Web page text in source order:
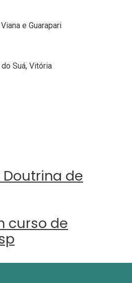
e Guarapari
Suá, Vitória
de
curso de